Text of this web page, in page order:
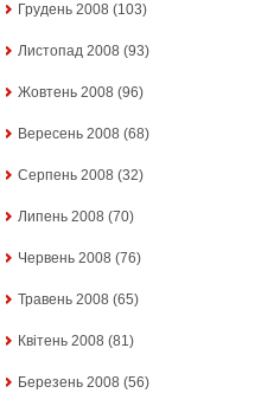
Грудень 2008 (103)
Листопад 2008 (93)
Жовтень 2008 (96)
Вересень 2008 (68)
Серпень 2008 (32)
Липень 2008 (70)
Червень 2008 (76)
Травень 2008 (65)
Квітень 2008 (81)
Березень 2008 (56)